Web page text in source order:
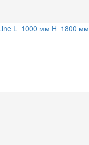
L=1000 мм H=1800 мм